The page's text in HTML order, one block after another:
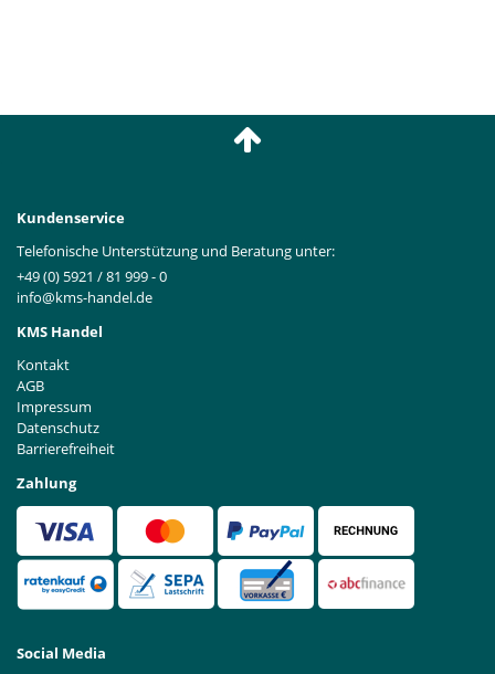
Kundenservice
Telefonische Unterstützung und Beratung unter:
+49 (0) 5921 / 81 999 - 0
info@kms-handel.de
KMS Handel
Kontakt
AGB
Impressum
Datenschutz
Barrierefreiheit
Zahlung
Social Media